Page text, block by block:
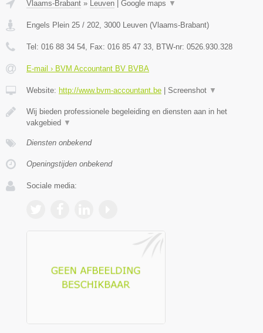
Vlaams-Brabant » Leuven Google maps ▼
Engels Plein 25 / 202 3000 Leuven (Vlaams-Brabant)
Tel: 016 88 34 54 , Fax: 016 85 47 33 , BTW-nr: 0526.930.328
E-mail › BVM Accountant BV BVBA
Website: http://www.bvm-accountant.be Screenshot ▼
Wij bieden professionele begeleiding en diensten aan in het
vakgebied ▼
Diensten onbekend
Openingstijden onbekend
Sociale media: